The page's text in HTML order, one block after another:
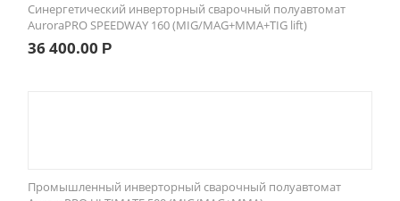
Синергетический инверторный сварочный полуавтомат
AuroraPRO SPEEDWAY 160 (MIG/MAG+MMA+TIG lift)
36 400.00 Р
Промышленный инверторный сварочный полуавтомат